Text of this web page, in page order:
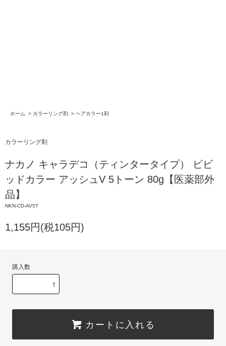
ホーム > カラーリング剤 > ヘアカラー1剤
カラーリング剤
ナカノ キャラデコ（ティンタータイプ） ビビ
ッドカラー アッシュV 5トーン 80g【医薬部外
品】
NKN-CD-AV5T
1,155円(税105円)
購入数
カートに入れる